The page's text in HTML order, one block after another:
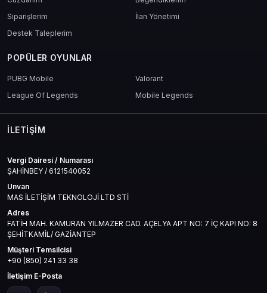
Siparişlerim
İlan Yönetimi
Destek Taleplerim
POPÜLER OYUNLAR
PUBG Mobile
Valorant
League Of Legends
Mobile Legends
İLETIŞIM
Vergi Dairesi / Numarası
ŞAHİNBEY / 6121540052
Unvan
MAS İLETİŞİM TEKNOLOJİ LTD STİ
Adres
FATİH MAH. KAMURAN YILMAZER CAD. AÇELYA APT NO: 7 İÇ KAPI NO: 8
ŞEHİTKAMİL/ GAZİANTEP
Müşteri Temsilcisi
+90 (850) 241 33 38
İletişim E-Posta